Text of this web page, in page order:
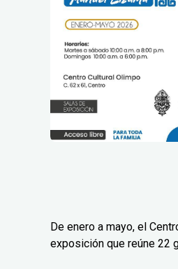
De enero a mayo, el
exposición que reúne 22